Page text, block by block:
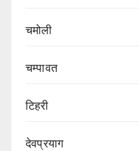
चमोली
चम्पावत
टिहरी
देवप्रयाग